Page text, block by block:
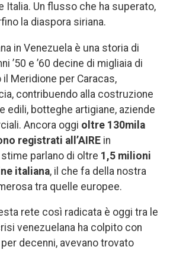
Italia. Un flusso che ha superato,
la diaspora siriana.
in Venezuela è una storia di
’50 e ’60 decine di migliaia di
Meridione per Caracas,
contribuendo alla costruzione
edili, botteghe artigiane, aziende
Ancora oggi oltre 130mila
registrati all’AIRE in
parlano di oltre 1,5 milioni
italiana, il che fa della nostra
tra quelle europee.
rete così radicata è oggi tra le
venezuelana ha colpito con
decenni, avevano trovato